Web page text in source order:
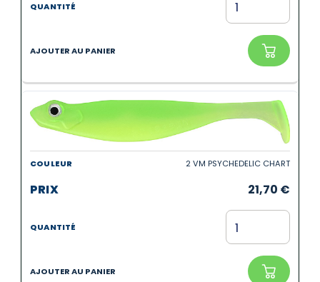
2 VM PSYCHEDELIC CHART
21,70 €